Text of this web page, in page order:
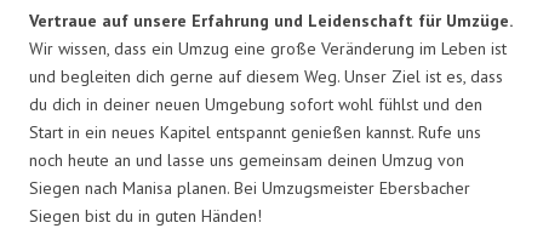
Vertraue auf unsere Erfahrung und Leidenschaft für Umzüge.
Wir wissen, dass ein Umzug eine große Veränderung im Leben ist
und begleiten dich gerne auf diesem Weg. Unser Ziel ist es, dass
du dich in deiner neuen Umgebung sofort wohl fühlst und den
Start in ein neues Kapitel entspannt genießen kannst. Rufe uns
noch heute an und lasse uns gemeinsam deinen Umzug von
Siegen nach Manisa planen. Bei Umzugsmeister Ebersbacher
Siegen bist du in guten Händen!